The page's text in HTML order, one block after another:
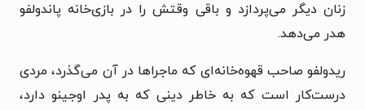
زنان دیگر می‌پردازد و باقی وقتش را در بازی‌خانه پاندولفو
هدر می‌دهد.
ریدولفو صاحب قهوه‌خانه‌ای که ماجراها در آن می‌گذرد، مردی
درست‌کار است که به خاطر دینی که به پدر اوجینو دارد،